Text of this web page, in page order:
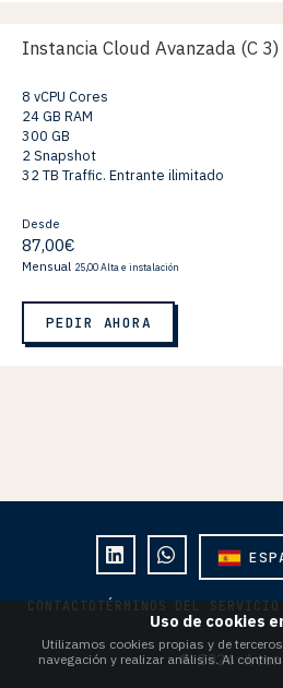
Instancia Cloud Avanzada (C 3)
8 vCPU Cores
24 GB RAM
300 GB
2 Snapshot
32 TB Traffic. Entrante ilimitado
Desde
87,00€
Mensual 25,00 Alta e instalación
PEDIR AHORA
CONTACTOTÉRMINOS DEL
© 2026
Uso de cookies
Utilizamos cookies propias y de
navegación y realizar análisis. Al